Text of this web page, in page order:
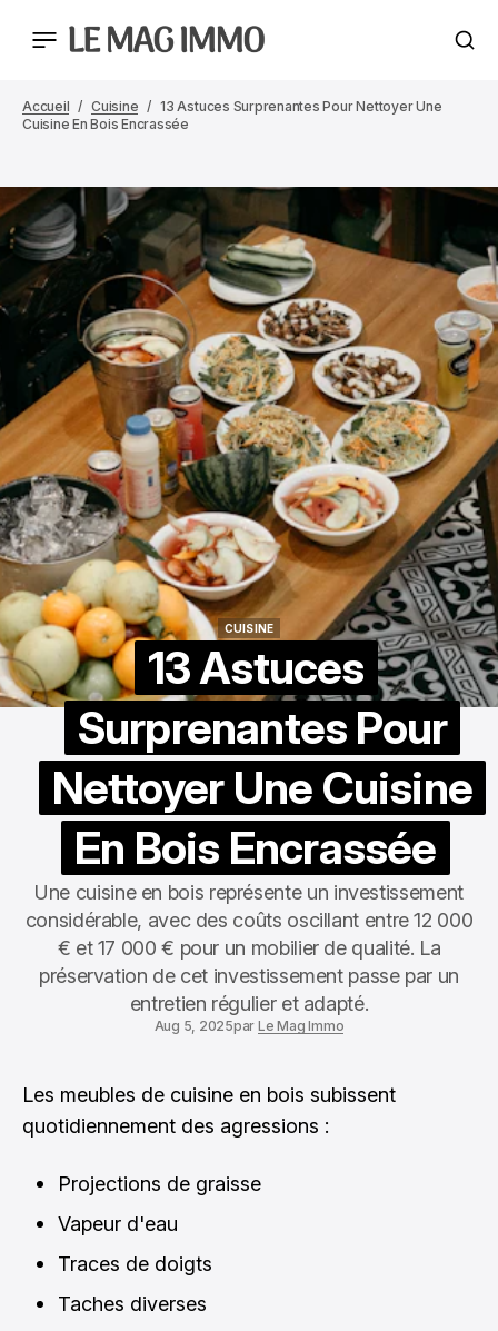
Accueil Cuisine
13 Astuces Surprenantes Pour Nettoyer Une
Cuisine En Bois Encrassée
CUISINE
13 Astuces
Surprenantes Pour
Nettoyer Une Cuisine
En Bois Encrassée
Une cuisine en bois représente un investissement
considérable, avec des coûts oscillant entre 12 000
€ et 17 000 € pour un mobilier de qualité. La
préservation de cet investissement passe par un
entretien régulier et adapté.
Aug 5, 2025par Le Mag Immo
Les meubles de cuisine en bois subissent
quotidiennement des agressions :
Projections de graisse
Vapeur d'eau
Traces de doigts
Taches diverses